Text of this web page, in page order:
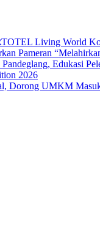
Living World
Pameran
Edukasi
2026
Dorong UMKM